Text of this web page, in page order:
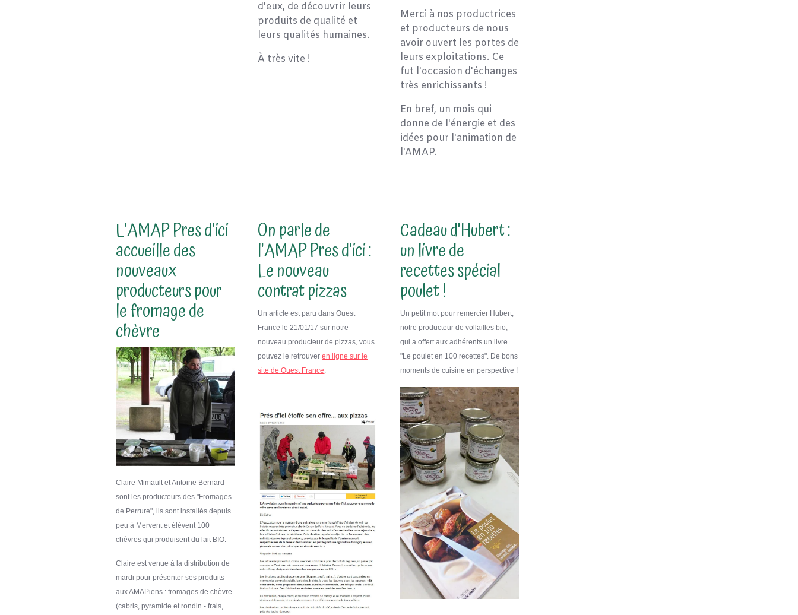
d'eux, de découvrir leurs
produits de qualité et
leurs qualités humaines.
À très vite !
Merci à nos productrices
et producteurs de nous
avoir ouvert les portes de
leurs exploitations. Ce
fut l'occasion d'échanges
très enrichissants !
En bref, un mois qui
donne de l'énergie et des
idées pour l'animation de
l'AMAP.
L'AMAP Pres d'ici
accueille des
nouveaux
producteurs pour
le fromage de
chèvre
Claire Mimault et Antoine Bernard
sont les producteurs des "Fromages
de Perrure", ils sont installés depuis
peu à Mervent et élèvent 100
chèvres qui produisent du lait BIO.
Claire est venue à la distribution de
mardi pour présenter ses produits
aux AMAPiens : fromages de chèvre
(cabris, pyramide et rondin - frais,
On parle de
l'AMAP Pres d'ici :
Le nouveau
contrat pizzas
Un article est paru dans Ouest
France le 21/01/17 sur notre
nouveau producteur de pizzas, vous
pouvez le retrouveren ligne sur le
site de Ouest France.
Cadeau d'Hubert :
un livre de
recettes spécial
poulet !
Un petit mot pour remercier Hubert,
notre producteur de vollailles bio,
qui a offert aux adhérents un livre
"Le poulet en 100 recettes". De bons
moments de cuisine en perspective !